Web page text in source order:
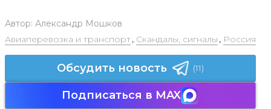
Автор: Александр Мошков
Авиаперевозка и транспорт, Скандалы, сигналы , Россия
Обсудить новость (11)
Подписаться в MAX